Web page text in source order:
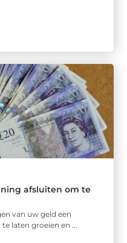
afsluiten om te
van uw geld een
laten groeien en ...